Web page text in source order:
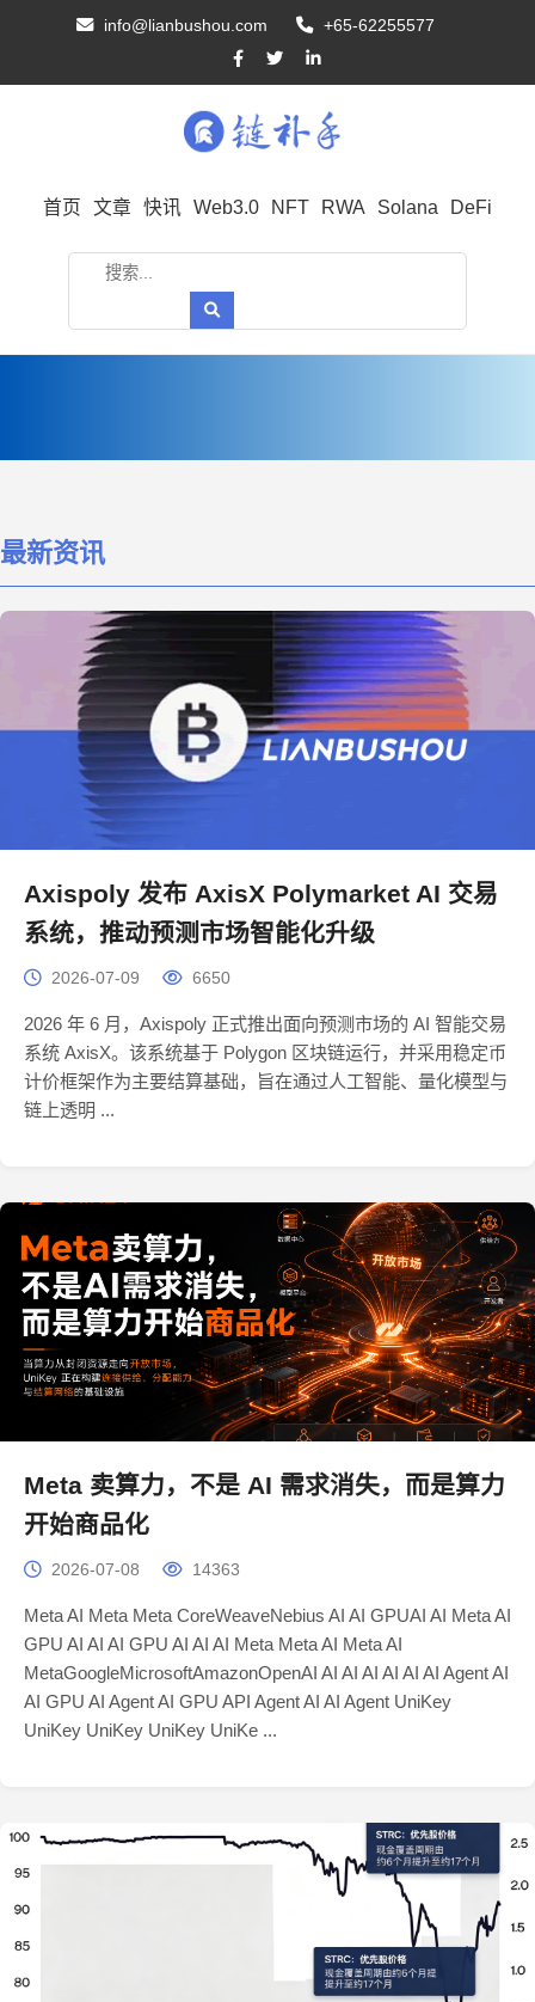
info@lianbushou.com +65-62255577
首页 文章 快讯 Web3.0 NFT RWA Solana DeFi
最新资讯
Axispoly 发布 AxisX Polymarket AI 交易
系统，推动预测市场智能化升级
2026-07-09 6650
2026 年 6 月，Axispoly 正式推出面向预测市场的 AI 智能交易
系统 AxisX。该系统基于 Polygon 区块链运行，并采用稳定币
计价框架作为主要结算基础，旨在通过人工智能、量化模型与
链上透明 ...
Meta 卖算力，不是 AI 需求消失，而是算力
开始商品化
2026-07-08 14363
Meta AI Meta Meta CoreWeaveNebius AI AI GPUAI AI Meta AI
GPU AI AI AI GPU AI AI AI Meta Meta AI Meta AI
MetaGoogleMicrosoftAmazonOpenAI AI AI AI AI AI AI Agent AI
AI GPU AI Agent AI GPU API Agent AI AI Agent UniKey
UniKey UniKey UniKey UniKe ...